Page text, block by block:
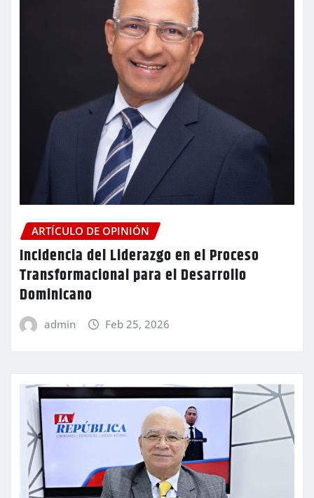
ARTÍCULO DE OPINIÓN
Incidencia del Liderazgo en el Proceso
Transformacional para el Desarrollo
Dominicano
admin Feb 25, 2026